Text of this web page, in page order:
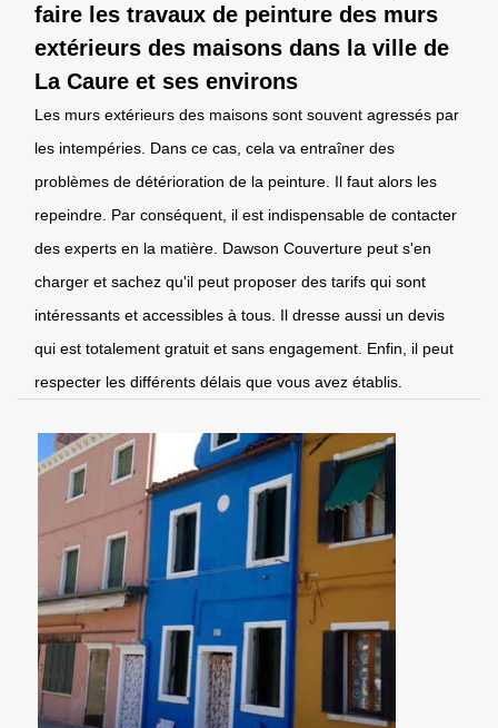
faire les travaux de peinture des murs
extérieurs des maisons dans la ville de
La Caure et ses environs
Les murs extérieurs des maisons sont souvent agressés par
les intempéries. Dans ce cas, cela va entraîner des
problèmes de détérioration de la peinture. Il faut alors les
repeindre. Par conséquent, il est indispensable de contacter
des experts en la matière. Dawson Couverture peut s'en
charger et sachez qu'il peut proposer des tarifs qui sont
intéressants et accessibles à tous. Il dresse aussi un devis
qui est totalement gratuit et sans engagement. Enfin, il peut
respecter les différents délais que vous avez établis.